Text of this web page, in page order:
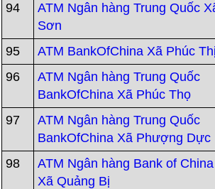
94
ATM Ngân hàng Trung Quốc
Sơn
95 ATM BankOfChina Xã Phúc
96
ATM Ngân hàng Trung Quốc
BankOfChina Xã Phúc Thọ
97
ATM Ngân hàng Trung Quốc
BankOfChina Xã Phượng Dực
98
ATM Ngân hàng Bank of
Xã Quảng Bị